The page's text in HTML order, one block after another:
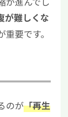
が難しくな
要です。
のが「再生